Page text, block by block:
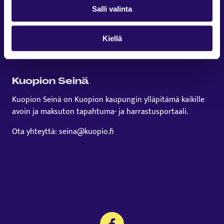
Salli valinta
Kiellä
Kuopion Seinä
Kuopion Seinä on Kuopion kaupungin ylläpitämä kaikille
avoin ja maksuton tapahtuma- ja harrastusportaali.
Ota yhteyttä: seina@kuopio.fi